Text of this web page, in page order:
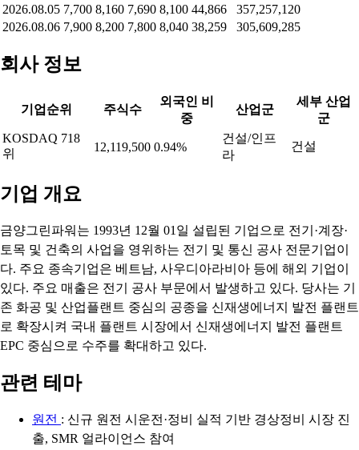
2026.08.05 7,700 8,160 7,690 8,100 44,866
357,257,120
2026.08.06 7,900 8,200 7,800 8,040 38,259 305,609,285
회사 정보
기업순위 주식수
외국인 비
중
산업군
세부 산업
군
KOSDAQ 718
위
12,119,500 0.94%
건설/인프
라
건설
기업 개요
금양그린파워는 1993년 12월 01일 설립된 기업으로 전기·계장·
토목 및 건축의 사업을 영위하는 전기 및 통신 공사 전문기업이
다. 주요 종속기업은 베트남, 사우디아라비아 등에 해외 기업이
있다. 주요 매출은 전기 공사 부문에서 발생하고 있다. 당사는 기
존 화공 및 산업플랜트 중심의 공종을 신재생에너지 발전 플랜트
로 확장시켜 국내 플랜트 시장에서 신재생에너지 발전 플랜트
EPC 중심으로 수주를 확대하고 있다.
관련 테마
원전 : 신규 원전 시운전·정비 실적 기반 경상정비 시장 진
출, SMR 얼라이언스 참여